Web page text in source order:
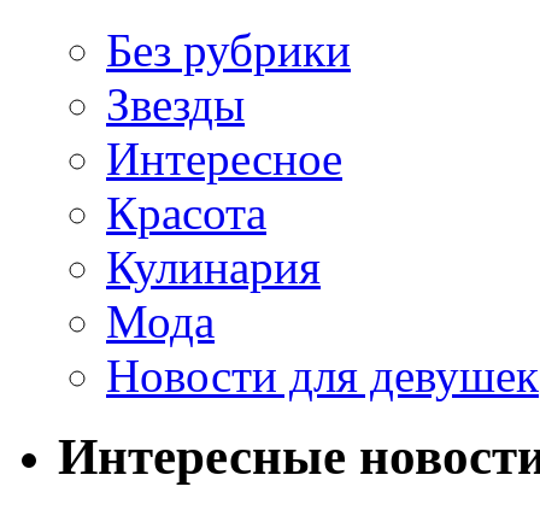
Без рубрики
Звезды
Интересное
Красота
Кулинария
Мода
Новости для девушек
Интересные